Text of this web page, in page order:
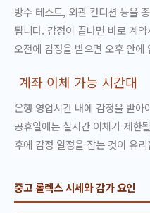
방수 테스트, 외관 컨디션 등을
됩니다. 감정이 끝나면 바로 계
오전에 감정을 받으면 오후 안에
계좌 이체 가능 시간대
은행 영업시간 내에 감정을 받
공휴일에는 실시간 이체가 제한
후에 감정 일정을 잡는 것이 유리
중고 롤렉스 시세와 감가 요인